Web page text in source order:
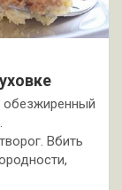
обезжиренный
Вбить